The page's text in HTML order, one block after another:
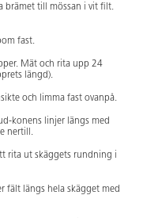
brämet till mössan i vit filt.
fast.
Mät och rita upp 24
längd).
och limma fast ovanpå.
konens linjer längs med
nertill.
rita ut skäggets rundning i
fält längs hela skägget med